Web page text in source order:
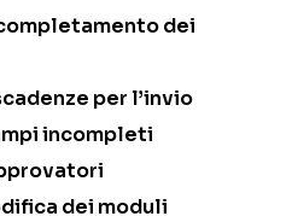
dei
per l’invio
incompleti
dei moduli